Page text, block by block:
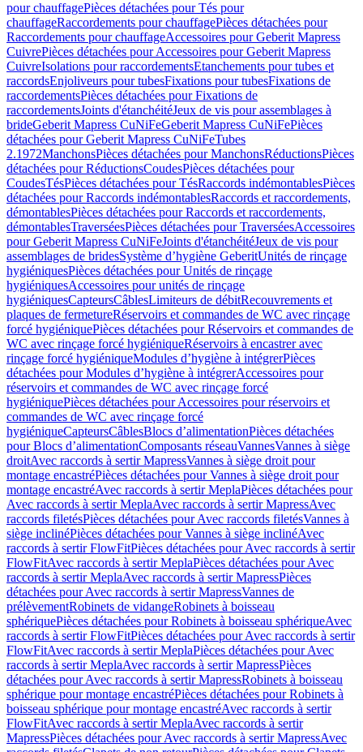
pour chauffagePièces détachées pour Tés pour
chauffageRaccordements pour chauffagePièces détachées pour
Raccordements pour chauffageAccessoires pour Geberit Mapress
CuivrePièces détachées pour Accessoires pour Geberit Mapress
CuivreIsolations pour raccordementsEtanchements pour tubes et
raccordsEnjoliveurs pour tubesFixations pour tubesFixations de
raccordementsPièces détachées pour Fixations de
raccordementsJoints d'étanchéitéJeux de vis pour assemblages à
brideGeberit Mapress CuNiFeGeberit Mapress CuNiFePièces
détachées pour Geberit Mapress CuNiFeTubes
2.1972ManchonsPièces détachées pour ManchonsRéductionsPièces
détachées pour RéductionsCoudesPièces détachées pour
CoudesTésPièces détachées pour TésRaccords indémontablesPièces
détachées pour Raccords indémontablesRaccords et raccordements,
démontablesPièces détachées pour Raccords et raccordements,
démontablesTraverséesPièces détachées pour TraverséesAccessoires
pour Geberit Mapress CuNiFeJoints d'étanchéitéJeux de vis pour
assemblages de bridesSystème d’hygiène GeberitUnités de rinçage
hygiéniquesPièces détachées pour Unités de rinçage
hygiéniquesAccessoires pour unités de rinçage
hygiéniquesCapteursCâblesLimiteurs de débitRecouvrements et
plaques de fermetureRéservoirs et commandes de WC avec rinçage
forcé hygiéniquePièces détachées pour Réservoirs et commandes de
WC avec rinçage forcé hygiéniqueRéservoirs à encastrer avec
rinçage forcé hygiéniqueModules d’hygiène à intégrerPièces
détachées pour Modules d’hygiène à intégrerAccessoires pour
réservoirs et commandes de WC avec rinçage forcé
hygiéniquePièces détachées pour Accessoires pour réservoirs et
commandes de WC avec rinçage forcé
hygiéniqueCapteursCâblesBlocs d’alimentationPièces détachées
pour Blocs d’alimentationComposants réseauVannesVannes à siège
droitAvec raccords à sertir MapressVannes à siège droit pour
montage encastréPièces détachées pour Vannes à siège droit pour
montage encastréAvec raccords à sertir MeplaPièces détachées pour
Avec raccords à sertir MeplaAvec raccords à sertir MapressAvec
raccords filetésPièces détachées pour Avec raccords filetésVannes à
siège inclinéPièces détachées pour Vannes à siège inclinéAvec
raccords à sertir FlowFitPièces détachées pour Avec raccords à sertir
FlowFitAvec raccords à sertir MeplaPièces détachées pour Avec
raccords à sertir MeplaAvec raccords à sertir MapressPièces
détachées pour Avec raccords à sertir MapressVannes de
prélèvementRobinets de vidangeRobinets à boisseau
sphériquePièces détachées pour Robinets à boisseau sphériqueAvec
raccords à sertir FlowFitPièces détachées pour Avec raccords à sertir
FlowFitAvec raccords à sertir MeplaPièces détachées pour Avec
raccords à sertir MeplaAvec raccords à sertir MapressPièces
détachées pour Avec raccords à sertir MapressRobinets à boisseau
sphérique pour montage encastréPièces détachées pour Robinets à
boisseau sphérique pour montage encastréAvec raccords à sertir
FlowFitAvec raccords à sertir MeplaAvec raccords à sertir
MapressPièces détachées pour Avec raccords à sertir MapressAvec